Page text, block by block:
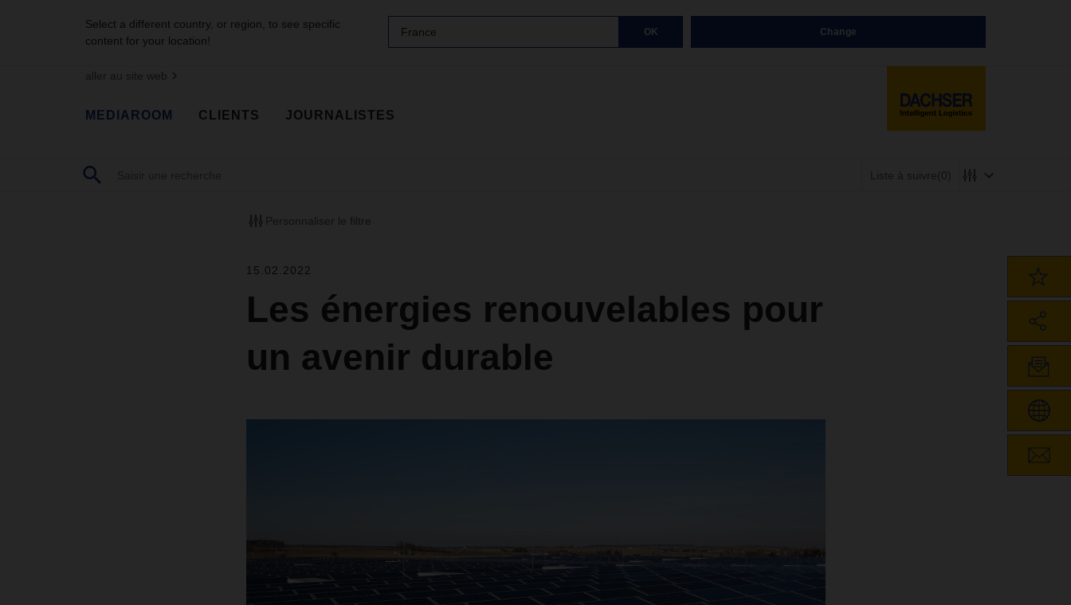
Select a different country, or region, to see specific
content for your location!
France OK Change
aller au site web
MEDIAROOM CLIENTS JOURNALISTES
Liste à suivre(0)
Personnaliser le filtre
15.02.2022
Les énergies renouvelables pour
un avenir durable